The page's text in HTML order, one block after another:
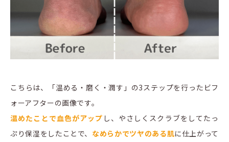
こちらは、「温める・磨く・潤す」の3ステップを行ったビフ
ォーアフターの画像です。
温めたことで血色がアップ し、やさしくスクラブをしてたっ
ぷり保湿をしたことで、 なめらかでツヤのある肌に仕上がって